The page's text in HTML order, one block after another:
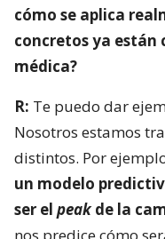
cómo se aplica
concretos ya están
médica?
R: Te puedo dar
Nosotros estamos
distintos. Por
un modelo
ser el peakde la
nos predice cómo